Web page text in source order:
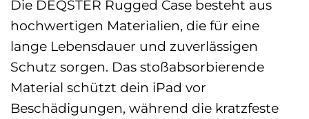
Die DEQSTER Rugged Case besteht aus
hochwertigen Materialien, die für eine
lange Lebensdauer und zuverlässigen
Schutz sorgen. Das stoßabsorbierende
Material schützt dein iPad vor
Beschädigungen, während die kratzfeste